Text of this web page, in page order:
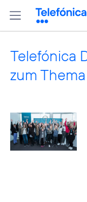
Telefónica
zum